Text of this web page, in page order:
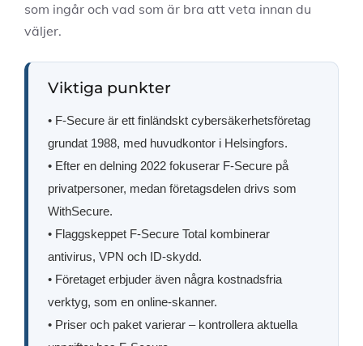
som ingår och vad som är bra att veta innan du
väljer.
Viktiga punkter
• F-Secure är ett finländskt cybersäkerhetsföretag
grundat 1988, med huvudkontor i Helsingfors.
• Efter en delning 2022 fokuserar F-Secure på
privatpersoner, medan företagsdelen drivs som
WithSecure.
• Flaggskeppet F-Secure Total kombinerar
antivirus, VPN och ID-skydd.
• Företaget erbjuder även några kostnadsfria
verktyg, som en online-skanner.
• Priser och paket varierar – kontrollera aktuella